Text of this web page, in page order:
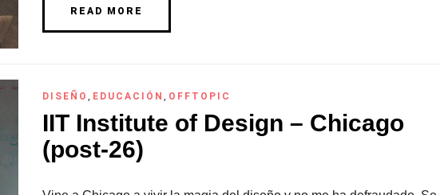
READ MORE
DISEÑO EDUCACIÓN OFFTOPIC
IIT Institute of Design – Chicago
(post-26)